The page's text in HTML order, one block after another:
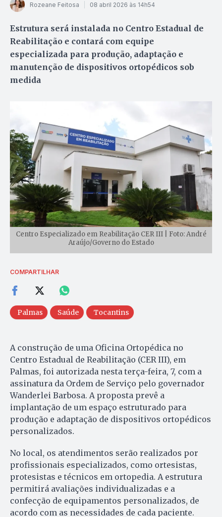
Rozeane Feitosa 08 abril 2026 às 14h54
Estrutura será instalada no Centro Estadual de
Reabilitação e contará com equipe
especializada para produção, adaptação e
manutenção de dispositivos ortopédicos sob
medida
Centro Especializado em Reabilitação CER III | Foto: André
Araújo/Governo do Estado
COMPARTILHAR
Palmas Saúde Tocantins
A construção de uma Oficina Ortopédica no
Centro Estadual de Reabilitação (CER III), em
Palmas, foi autorizada nesta terça-feira, 7, com a
assinatura da Ordem de Serviço pelo governador
Wanderlei Barbosa. A proposta prevê a
implantação de um espaço estruturado para
produção e adaptação de dispositivos ortopédicos
personalizados.
No local, os atendimentos serão realizados por
profissionais especializados, como ortesistas,
protesistas e técnicos em ortopedia. A estrutura
permitirá avaliações individualizadas e a
confecção de equipamentos personalizados, de
acordo com as necessidades de cada paciente.